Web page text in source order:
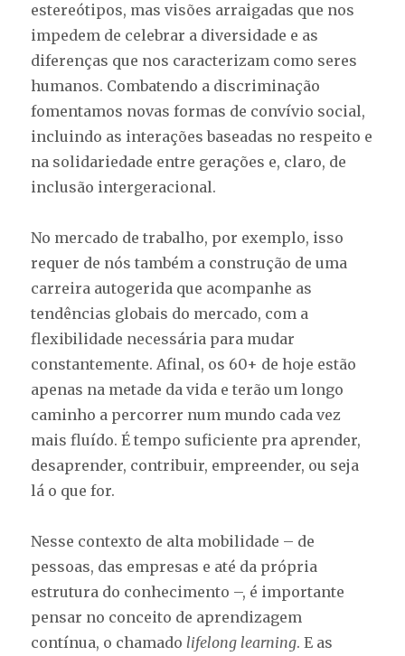
estereótipos, mas visões arraigadas que nos
impedem de celebrar a diversidade e as
diferenças que nos caracterizam como seres
humanos. Combatendo a discriminação
fomentamos novas formas de convívio social,
incluindo as interações baseadas no respeito e
na solidariedade entre gerações e, claro, de
inclusão intergeracional.
No mercado de trabalho, por exemplo, isso
requer de nós também a construção de uma
carreira autogerida que acompanhe as
tendências globais do mercado, com a
flexibilidade necessária para mudar
constantemente. Afinal, os 60+ de hoje estão
apenas na metade da vida e terão um longo
caminho a percorrer num mundo cada vez
mais fluído. É tempo suficiente pra aprender,
desaprender, contribuir, empreender, ou seja
lá o que for.
Nesse contexto de alta mobilidade – de
pessoas, das empresas e até da própria
estrutura do conhecimento –, é importante
pensar no conceito de aprendizagem
contínua, o chamado lifelong learning. E as